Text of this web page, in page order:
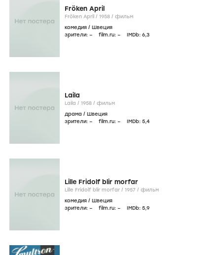
Fröken April
Fröken April / 1958 / фильм
комедия / Швеция
зрители: – film.ru: – IMDb: 6,3
Laila
Laila / 1958 / фильм
драма / Швеция
зрители: – film.ru: – IMDb: 5,4
Lille Fridolf blir morfar
Lille Fridolf blir morfar / 1957 / фильм
комедия / Швеция
зрители: – film.ru: – IMDb: 5,9